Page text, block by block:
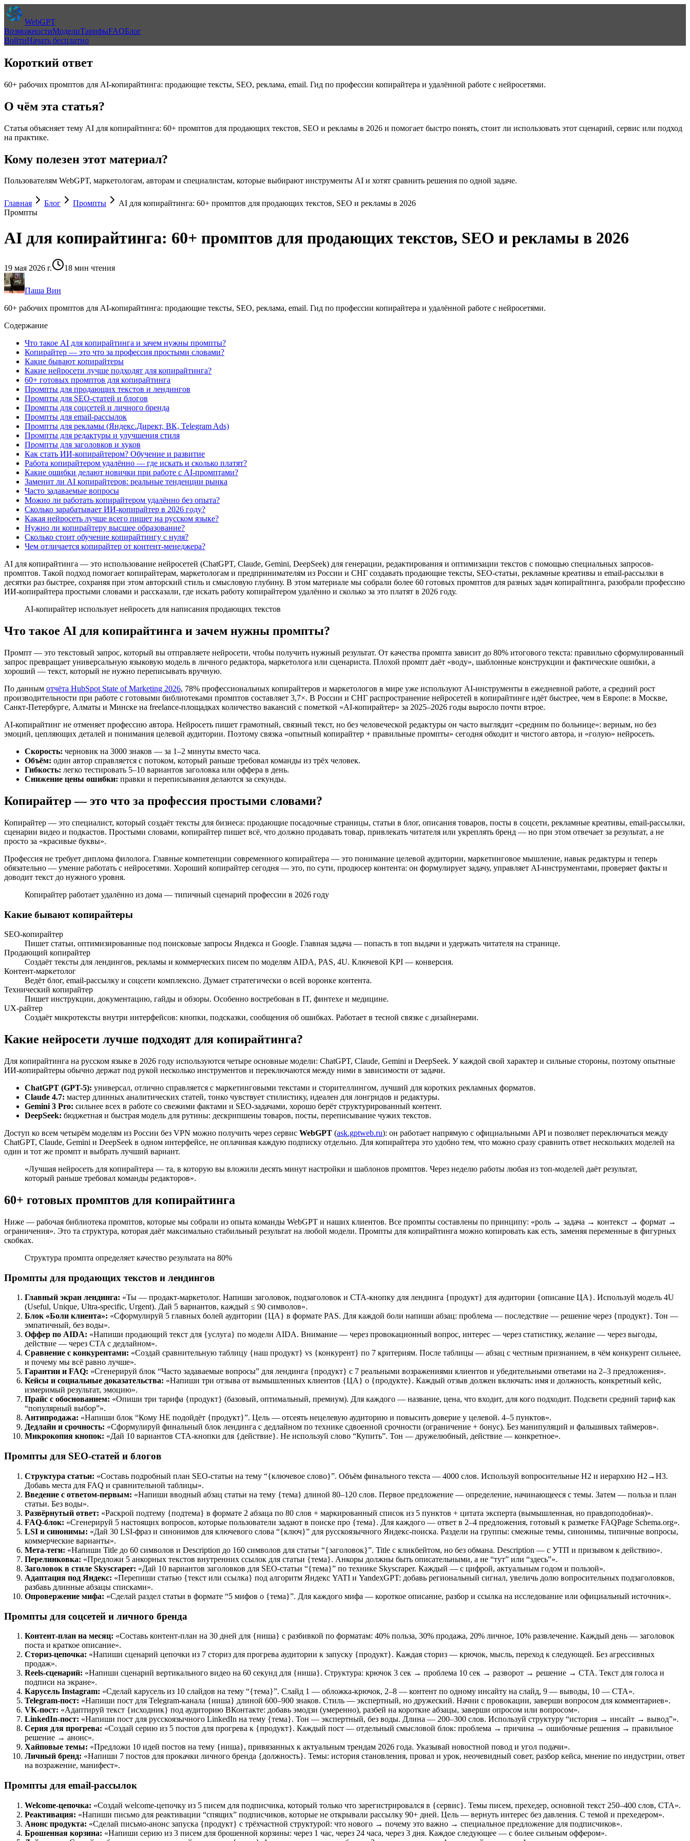
WebGPT
ВозможностиМоделиТарифыFAQБлог
ВойтиНачать бесплатно
Короткий ответ
60+ рабочих промптов для AI-копирайтинга: продающие тексты, SEO, реклама, email. Гид по профессии копирайтера и удалённой работе с нейросетями.
О чём эта статья?
Статья объясняет тему AI для копирайтинга: 60+ промптов для продающих текстов, SEO и рекламы в 2026 и помогает быстро понять, стоит ли использовать этот сценарий, сервис или подход
на практике.
Кому полезен этот материал?
Пользователям WebGPT, маркетологам, авторам и специалистам, которые выбирают инструменты AI и хотят сравнить решения по одной задаче.
Главная Блог Промпты
AI для копирайтинга: 60+ промптов для продающих текстов, SEO и рекламы в 2026
Промпты
AI для копирайтинга: 60+ промптов для продающих текстов, SEO и рекламы в 2026
19 мая 2026 г. 18 мин чтения
Паша Вин
60+ рабочих промптов для AI-копирайтинга: продающие тексты, SEO, реклама, email. Гид по профессии копирайтера и удалённой работе с нейросетями.
Содержание
Что такое AI для копирайтинга и зачем нужны промпты?
Копирайтер — это что за профессия простыми словами?
Какие бывают копирайтеры
Какие нейросети лучше подходят для копирайтинга?
60+ готовых промптов для копирайтинга
Промпты для продающих текстов и лендингов
Промпты для SEO-статей и блогов
Промпты для соцсетей и личного бренда
Промпты для email-рассылок
Промпты для рекламы (Яндекс.Директ, ВК, Telegram Ads)
Промпты для редактуры и улучшения стиля
Промпты для заголовков и хуков
Как стать ИИ-копирайтером? Обучение и развитие
Работа копирайтером удалённо — где искать и сколько платят?
Какие ошибки делают новички при работе с AI-промптами?
Заменит ли AI копирайтеров: реальные тенденции рынка
Часто задаваемые вопросы
Можно ли работать копирайтером удалённо без опыта?
Сколько зарабатывает ИИ-копирайтер в 2026 году?
Какая нейросеть лучше всего пишет на русском языке?
Нужно ли копирайтеру высшее образование?
Сколько стоит обучение копирайтингу с нуля?
Чем отличается копирайтер от контент-менеджера?
AI для копирайтинга — это использование нейросетей (ChatGPT, Claude, Gemini, DeepSeek) для генерации, редактирования и оптимизации текстов с помощью специальных запросов-
промптов. Такой подход помогает копирайтерам, маркетологам и предпринимателям из России и СНГ создавать продающие тексты, SEO-статьи, рекламные креативы и email-рассылки в
десятки раз быстрее, сохраняя при этом авторский стиль и смысловую глубину. В этом материале мы собрали более 60 готовых промптов для разных задач копирайтинга, разобрали профессию
ИИ-копирайтера простыми словами и рассказали, где искать работу копирайтером удалённо и сколько за это платят в 2026 году.
AI-копирайтер использует нейросеть для написания продающих текстов
Что такое AI для копирайтинга и зачем нужны промпты?
Промпт — это текстовый запрос, который вы отправляете нейросети, чтобы получить нужный результат. От качества промпта зависит до 80% итогового текста: правильно сформулированный
запрос превращает универсальную языковую модель в личного редактора, маркетолога или сценариста. Плохой промпт даёт «воду», шаблонные конструкции и фактические ошибки, а
хороший — текст, который не нужно переписывать вручную.
По данным отчёта HubSpot State of Marketing 2026, 78% профессиональных копирайтеров и маркетологов в мире уже используют AI-инструменты в ежедневной работе, а средний рост
производительности при работе с готовыми библиотеками промптов составляет 3,7×. В России и СНГ распространение нейросетей в копирайтинге идёт быстрее, чем в Европе: в Москве,
Санкт-Петербурге, Алматы и Минске на freelance-площадках количество вакансий с пометкой «AI-копирайтер» за 2025–2026 годы выросло почти втрое.
AI-копирайтинг не отменяет профессию автора. Нейросеть пишет грамотный, связный текст, но без человеческой редактуры он часто выглядит «средним по больнице»: верным, но без
эмоций, цепляющих деталей и понимания целевой аудитории. Поэтому связка «опытный копирайтер + правильные промпты» сегодня обходит и чистого автора, и «голую» нейросеть.
Скорость: черновик на 3000 знаков — за 1–2 минуты вместо часа.
Объём: один автор справляется с потоком, который раньше требовал команды из трёх человек.
Гибкость: легко тестировать 5–10 вариантов заголовка или оффера в день.
Снижение цены ошибки: правки и переписывания делаются за секунды.
Копирайтер — это что за профессия простыми словами?
Копирайтер — это специалист, который создаёт тексты для бизнеса: продающие посадочные страницы, статьи в блог, описания товаров, посты в соцсети, рекламные креативы, email-рассылки,
сценарии видео и подкастов. Простыми словами, копирайтер пишет всё, что должно продавать товар, привлекать читателя или укреплять бренд — но при этом отвечает за результат, а не
просто за «красивые буквы».
Профессия не требует диплома филолога. Главные компетенции современного копирайтера — это понимание целевой аудитории, маркетинговое мышление, навык редактуры и теперь
обязательно — умение работать с нейросетями. Хороший копирайтер сегодня — это, по сути, продюсер контента: он формулирует задачу, управляет AI-инструментами, проверяет факты и
доводит текст до нужного уровня.
Копирайтер работает удалённо из дома — типичный сценарий профессии в 2026 году
Какие бывают копирайтеры
SEO-копирайтер
Пишет статьи, оптимизированные под поисковые запросы Яндекса и Google. Главная задача — попасть в топ выдачи и удержать читателя на странице.
Продающий копирайтер
Создаёт тексты для лендингов, рекламы и коммерческих писем по моделям AIDA, PAS, 4U. Ключевой KPI — конверсия.
Контент-маркетолог
Ведёт блог, email-рассылку и соцсети комплексно. Думает стратегически о всей воронке контента.
Технический копирайтер
Пишет инструкции, документацию, гайды и обзоры. Особенно востребован в IT, финтехе и медицине.
UX-райтер
Создаёт микротексты внутри интерфейсов: кнопки, подсказки, сообщения об ошибках. Работает в тесной связке с дизайнерами.
Какие нейросети лучше подходят для копирайтинга?
Для копирайтинга на русском языке в 2026 году используются четыре основные модели: ChatGPT, Claude, Gemini и DeepSeek. У каждой свой характер и сильные стороны, поэтому опытные
ИИ-копирайтеры обычно держат под рукой несколько инструментов и переключаются между ними в зависимости от задачи.
ChatGPT (GPT-5): универсал, отлично справляется с маркетинговыми текстами и сторителлингом, лучший для коротких рекламных форматов.
Claude 4.7: мастер длинных аналитических статей, тонко чувствует стилистику, идеален для лонгридов и редактуры.
Gemini 3 Pro: сильнее всех в работе со свежими фактами и SEO-задачами, хорошо берёт структурированный контент.
DeepSeek: бюджетная и быстрая модель для рутины: дескрипшены товаров, посты, переписывание чужих текстов.
Доступ ко всем четырём моделям из России без VPN можно получить через сервис WebGPT (ask.gptweb.ru): он работает напрямую с официальными API и позволяет переключаться между
ChatGPT, Claude, Gemini и DeepSeek в одном интерфейсе, не оплачивая каждую подписку отдельно. Для копирайтера это удобно тем, что можно сразу сравнить ответ нескольких моделей на
один и тот же промпт и выбрать лучший вариант.
«Лучшая нейросеть для копирайтера — та, в которую вы вложили десять минут настройки и шаблонов промптов. Через неделю работы любая из топ-моделей даёт результат,
который раньше требовал команды редакторов».
60+ готовых промптов для копирайтинга
Ниже — рабочая библиотека промптов, которые мы собрали из опыта команды WebGPT и наших клиентов. Все промпты составлены по принципу: «роль → задача → контекст → формат →
ограничения». Это та структура, которая даёт максимально стабильный результат на любой модели. Промпты для копирайтинга можно копировать как есть, заменяя переменные в фигурных
скобках.
Структура промпта определяет качество результата на 80%
Промпты для продающих текстов и лендингов
Главный экран лендинга: «Ты — продакт-маркетолог. Напиши заголовок, подзаголовок и CTA-кнопку для лендинга {продукт} для аудитории {описание ЦА}. Используй модель 4U
(Useful, Unique, Ultra-specific, Urgent). Дай 5 вариантов, каждый ≤ 90 символов».
Блок «Боли клиента»: «Сформулируй 5 главных болей аудитории {ЦА} в формате PAS. Для каждой боли напиши абзац: проблема — последствие — решение через {продукт}. Тон —
эмпатичный, без воды».
Оффер по AIDA: «Напиши продающий текст для {услуга} по модели AIDA. Внимание — через провокационный вопрос, интерес — через статистику, желание — через выгоды,
действие — через CTA с дедлайном».
Сравнение с конкурентами: «Создай сравнительную таблицу {наш продукт} vs {конкурент} по 7 критериям. После таблицы — абзац с честным признанием, в чём конкурент сильнее,
и почему мы всё равно лучше».
Гарантии и FAQ: «Сгенерируй блок “Часто задаваемые вопросы” для лендинга {продукт} с 7 реальными возражениями клиентов и убедительными ответами на 2–3 предложения».
Кейсы и социальные доказательства: «Напиши три отзыва от вымышленных клиентов {ЦА} о {продукте}. Каждый отзыв должен включать: имя и должность, конкретный кейс,
измеримый результат, эмоцию».
Прайс с обоснованием: «Опиши три тарифа {продукт} (базовый, оптимальный, премиум). Для каждого — название, цена, что входит, для кого подходит. Подсвети средний тариф как
“популярный выбор”».
Антипродажа: «Напиши блок “Кому НЕ подойдёт {продукт}”. Цель — отсеять нецелевую аудиторию и повысить доверие у целевой. 4–5 пунктов».
Дедлайн и срочность: «Сформулируй финальный блок лендинга с дедлайном по технике сдвоенной срочности (ограничение + бонус). Без манипуляций и фальшивых таймеров».
Микрокопия кнопок: «Дай 10 вариантов CTA-кнопки для {действие}. Не используй слово “Купить”. Тон — дружелюбный, действие — конкретное».
Промпты для SEO-статей и блогов
Структура статьи: «Составь подробный план SEO-статьи на тему “{ключевое слово}”. Объём финального текста — 4000 слов. Используй вопросительные H2 и иерархию H2→H3.
Добавь места для FAQ и сравнительной таблицы».
Введение с ответом-первым: «Напиши вводный абзац статьи на тему {тема} длиной 80–120 слов. Первое предложение — определение, начинающееся с темы. Затем — польза и план
статьи. Без воды».
Развёрнутый ответ: «Раскрой подтему {подтема} в формате 2 абзаца по 80 слов + маркированный список из 5 пунктов + цитата эксперта (вымышленная, но правдоподобная)».
FAQ-блок: «Сгенерируй 5 настоящих вопросов, которые пользователи задают в поиске про {тема}. Для каждого — ответ в 2–4 предложения, готовый к разметке FAQPage Schema.org».
LSI и синонимы: «Дай 30 LSI-фраз и синонимов для ключевого слова “{ключ}” для русскоязычного Яндекс-поиска. Раздели на группы: смежные темы, синонимы, типичные вопросы,
коммерческие варианты».
Мета-теги: «Напиши Title до 60 символов и Description до 160 символов для статьи “{заголовок}”. Title с кликбейтом, но без обмана. Description — с УТП и призывом к действию».
Перелинковка: «Предложи 5 анкорных текстов внутренних ссылок для статьи {тема}. Анкоры должны быть описательными, а не “тут” или “здесь”».
Заголовок в стиле Skyscraper: «Дай 10 вариантов заголовков для SEO-статьи “{тема}” по технике Skyscraper. Каждый — с цифрой, актуальным годом и пользой».
Адаптация под Яндекс: «Перепиши статью {текст или ссылка} под алгоритм Яндекс YATI и YandexGPT: добавь региональный сигнал, увеличь долю вопросительных подзаголовков,
разбавь длинные абзацы списками».
Опровержение мифа: «Сделай раздел статьи в формате “5 мифов о {тема}”. Для каждого мифа — короткое описание, разбор и ссылка на исследование или официальный источник».
Промпты для соцсетей и личного бренда
Контент-план на месяц: «Составь контент-план на 30 дней для {ниша} с разбивкой по форматам: 40% польза, 30% продажа, 20% личное, 10% развлечение. Каждый день — заголовок
поста и краткое описание».
Сториз-цепочка: «Напиши сценарий цепочки из 7 сториз для прогрева аудитории к запуску {продукт}. Каждая сториз — крючок, мысль, переход к следующей. Без агрессивных
продаж».
Reels-сценарий: «Напиши сценарий вертикального видео на 60 секунд для {ниша}. Структура: крючок 3 сек → проблема 10 сек → разворот → решение → CTA. Текст для голоса и
подписи на экране».
Карусель Instagram: «Сделай карусель из 10 слайдов на тему “{тема}”. Слайд 1 — обложка-крючок, 2–8 — контент по одному инсайту на слайд, 9 — выводы, 10 — CTA».
Telegram-пост: «Напиши пост для Telegram-канала {ниша} длиной 600–900 знаков. Стиль — экспертный, но дружеский. Начни с провокации, заверши вопросом для комментариев».
VK-пост: «Адаптируй текст {исходник} под аудиторию ВКонтакте: добавь эмодзи (умеренно), разбей на короткие абзацы, заверши опросом или вопросом».
LinkedIn-пост: «Напиши пост для русскоязычного LinkedIn на тему {тема}. Тон — экспертный, без воды. Длина — 200–300 слов. Используй структуру “история → инсайт → вывод”».
Серия для прогрева: «Создай серию из 5 постов для прогрева к {продукт}. Каждый пост — отдельный смысловой блок: проблема → причина → ошибочные решения → правильное
решение → анонс».
Хайповые темы: «Предложи 10 идей постов на тему {ниша}, привязанных к актуальным трендам 2026 года. Указывай новостной повод и угол подачи».
Личный бренд: «Напиши 7 постов для прокачки личного бренда {должность}. Темы: история становления, провал и урок, неочевидный совет, разбор кейса, мнение по индустрии, ответ
на возражение, манифест».
Промпты для email-рассылок
Welcome-цепочка: «Создай welcome-цепочку из 5 писем для подписчика, который только что зарегистрировался в {сервис}. Темы писем, прехедер, основной текст 250–400 слов, CTA».
Реактивация: «Напиши письмо для реактивации “спящих” подписчиков, которые не открывали рассылку 90+ дней. Цель — вернуть интерес без давления. С темой и прехедером».
Анонс продукта: «Сделай письмо-анонс запуска {продукт} с трёхчастной структурой: что нового → почему это важно → специальное предложение для подписчиков».
Брошенная корзина: «Напиши серию из 3 писем для брошенной корзины: через 1 час, через 24 часа, через 3 дня. Каждое следующее — с более сильным оффером».